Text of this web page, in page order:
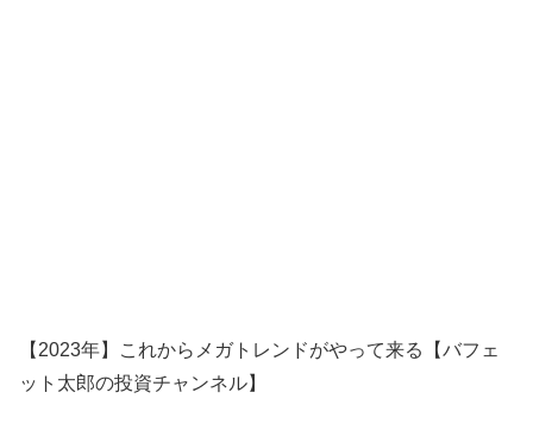
【2023年】これからメガトレンドがやって来る【バフェ
ット太郎の投資チャンネル】